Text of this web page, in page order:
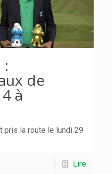
de
à
pris la route le lundi 29
Lire